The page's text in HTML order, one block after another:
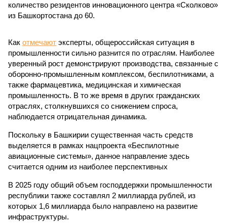
количество резидентов инновационного центра «Сколково»
из Башкортостана до 60.
Как отмечают эксперты, общероссийская ситуация в
промышленности сильно разнится по отраслям. Наиболее
уверенный рост демонстрируют производства, связанные с
оборонно-промышленным комплексом, беспилотниками, а
также фармацевтика, медицинская и химическая
промышленность. В то же время в других гражданских
отраслях, столкнувшихся со снижением спроса,
наблюдается отрицательная динамика.
Поскольку в Башкирии существенная часть средств
выделяется в рамках нацпроекта «Беспилотные
авиационные системы», данное направление здесь
считается одним из наиболее перспективных
В 2025 году общий объем господдержки промышленности
республики также составлял 2 миллиарда рублей, из
которых 1,6 миллиарда было направлено на развитие
инфраструктуры.